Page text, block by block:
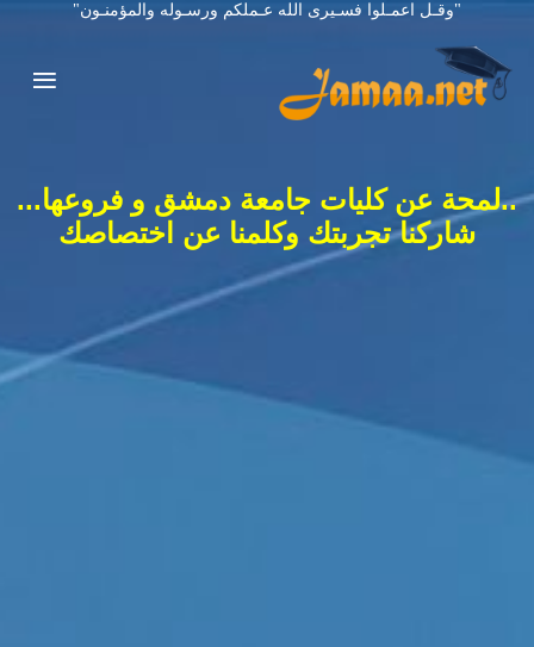
"وقـل اعمـلوا فسـيرى الله عـملكم ورسـوله والمؤمنـون"
..لمحة عن كليات جامعة دمشق و فروعها...
شاركنا تجربتك وكلمنا عن اختصاصك